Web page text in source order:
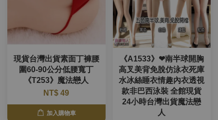
現貨台灣出貨素面丁褲腰
圍60-90公分低腰寬丁
《T253》魔法戀人
NT$ 49
加入購物車
《A1533》❤南半球開胸
高叉美背免脫仿泳衣死庫
水冰絲睡衣情趣內衣透視
款非巴西泳裝 全館現貨
24小時台灣出貨魔法戀
人